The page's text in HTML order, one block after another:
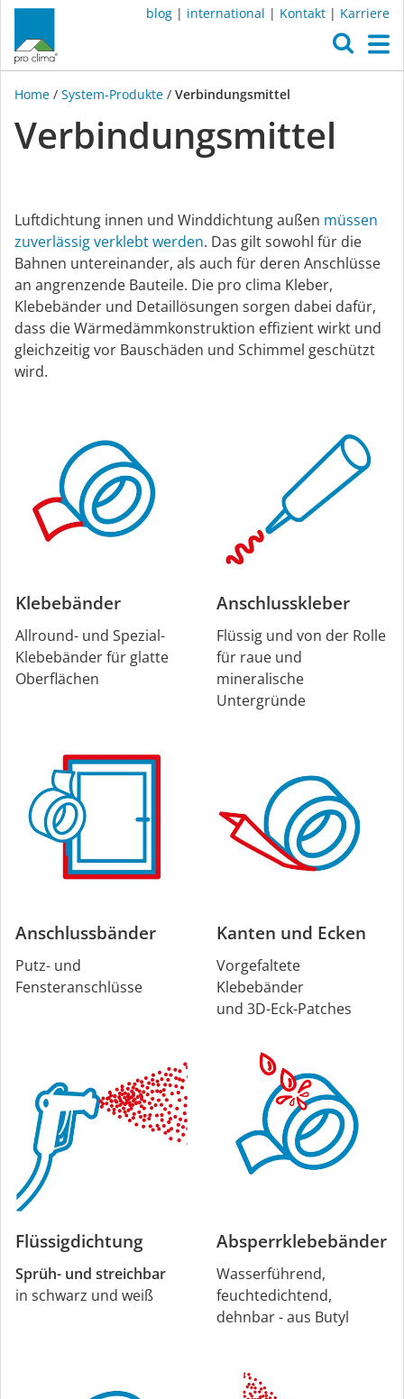
blog | international | Kontakt | Karriere
Home / System-Produkte / Verbindungsmittel
Verbindungs­mittel
Luftdichtung innen und Winddichtung außen müssen
zuverlässig verklebt werden. Das gilt sowohl für die
Bahnen untereinander, als auch für deren Anschlüsse
an angrenzende Bauteile. Die pro clima Kleber,
Klebebänder und Detaillösungen sorgen dabei dafür,
dass die Wärmedämmkonstruktion effizient wirkt und
gleichzeitig vor Bauschäden und Schimmel geschützt
wird.
Klebebänder
Allround- und Spezial-
Klebebänder für glatte
Oberflächen
Anschlusskleber
Flüssig und von der Rolle
für raue und
mineralische
Untergründe
Anschlussbänder
Putz- und
Fensteranschlüsse
Kanten und Ecken
Vorgefaltete
Klebebänder
und 3D-Eck-Patches
Flüssigdichtung
Sprüh- und streichbar
in schwarz und weiß
Absperr­klebebänder
Wasserführend,
feuchtedichtend,
dehnbar - aus Butyl